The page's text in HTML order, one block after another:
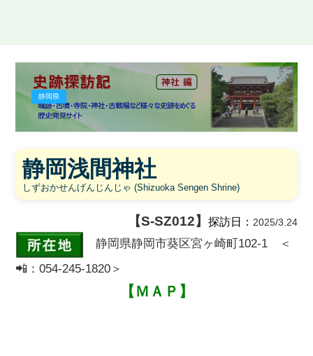
静岡県
静岡浅間神社
しずおかせんげんじんじゃ (Shizuoka Sengen Shrine)
【S-SZ012】 探訪日： 2025/3.24
静岡県静岡市葵区宮ヶ崎町102-1 ＜
📲 ：054-245-1820＞
【ＭＡＰ】